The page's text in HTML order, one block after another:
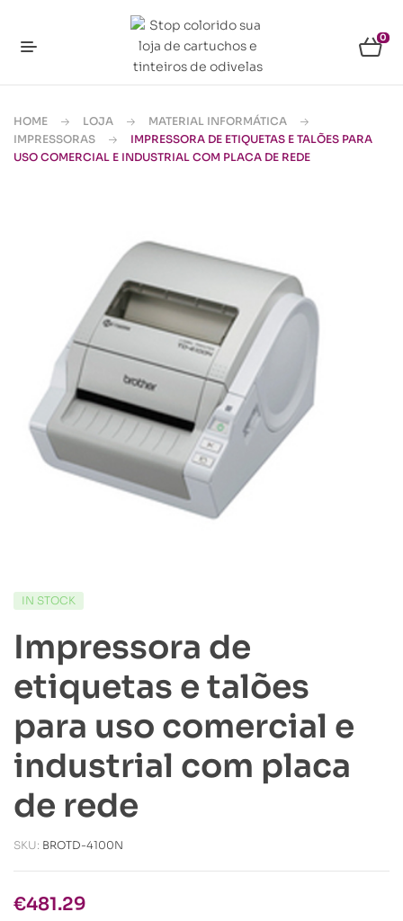
0
HOME LOJA
MATERIAL INFORMÁTICA
IMPRESSORAS
IMPRESSORA DE ETIQUETAS E TALÕES PARA
USO COMERCIAL E INDUSTRIAL COM PLACA DE REDE
IN STOCK
Impressora de
etiquetas e talões
para uso comercial e
industrial com placa
de rede
SKU: BROTD-4100N
€481.29